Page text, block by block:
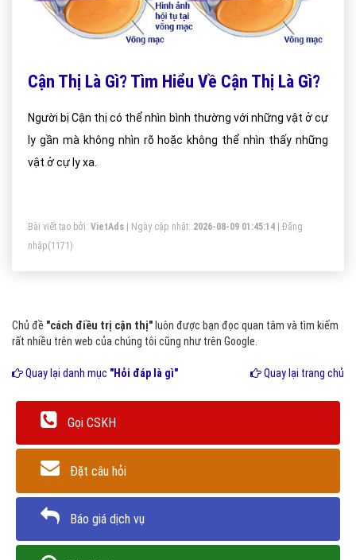
Cận Thị Là Gì? Tìm Hiểu Về Cận Thị Là Gì?
Người bị Cận thị có thể nhìn bình thường với những vật ở cự
ly gần mà không nhìn rõ hoặc không thể nhìn thấy những
vật ở cự ly xa.
Bài viết tạo bởi: VietAds | Ngày cập nhật: 2026-08-09 01:45:14
Đăng
nhập(1171)
Chủ đề "cách điều trị cận thị" luôn được bạn đọc quan tâm và tìm kiếm
rất nhiều trên web của chúng tôi cũng như trên Google.
Quay lại danh mục "Hỏi đáp là gì" Quay lại trang chủ
Gọi CSKH
Đặt câu hỏi
Báo giá dịch vụ